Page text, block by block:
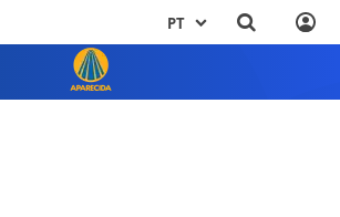
PT